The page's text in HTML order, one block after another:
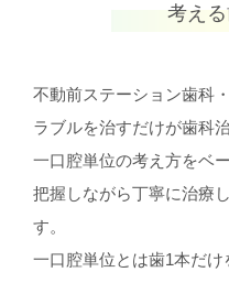
考え
不動前ステーション歯科
ラブルを治すだけが歯科
一口腔単位の考え方をベ
把握しながら丁寧に治療
す。
一口腔単位とは歯1本だ